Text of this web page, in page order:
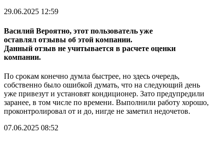
29.06.2025 12:59
Василий Вероятно, этот пользователь уже
оставлял отзывы об этой компании.
Данный отзыв не учитывается в расчете оценки
компании.
По срокам конечно думла быстрее, но здесь очередь,
собственно было ошибкой думать, что на следующий день
уже привезут и установят кондиционер. Зато предупредили
заранее, в том числе по времени. Выполнили работу хорошо,
проконтролировал от и до, нигде не заметил недочетов.
07.06.2025 08:52